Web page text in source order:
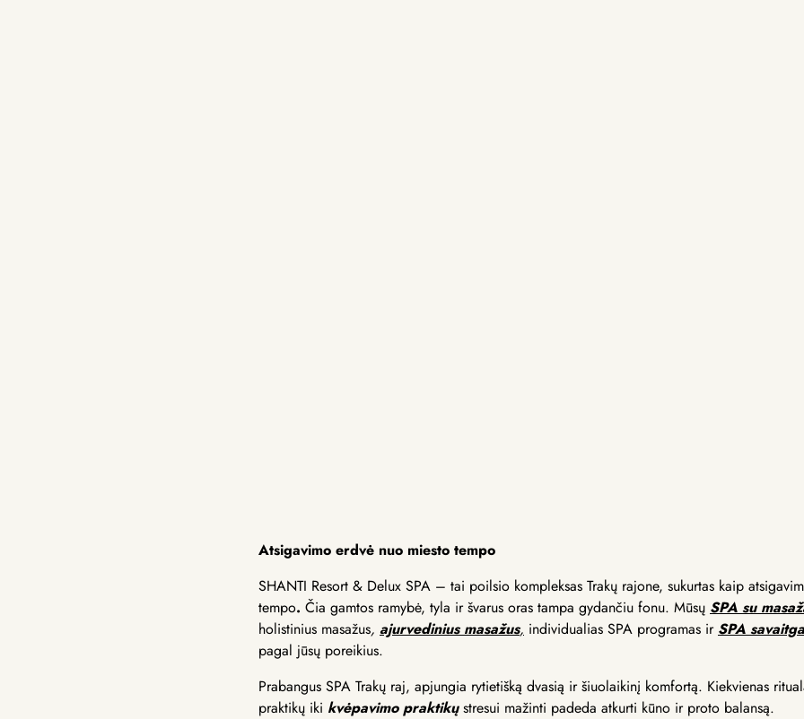
Atsigavimo erdvė nuo miesto tempo
SHANTI Resort & Delux SPA – tai poilsio kompleksas Trakų rajone, sukurtas kaip
tempo. Čia gamtos ramybė, tyla ir švarus oras tampa gydančiu fonu. Mūsų SPA su
holistinius masažus, ajurvedinius masažus, individualias SPA programas ir SPA
pagal jūsų poreikius.
Prabangus SPA Trakų raj, apjungia rytietišką dvasią ir šiuolaikinį komfortą. Kiekvienas
praktikų iki kvėpavimo praktikųstresui mažinti padeda atkurti kūno ir proto balansą.